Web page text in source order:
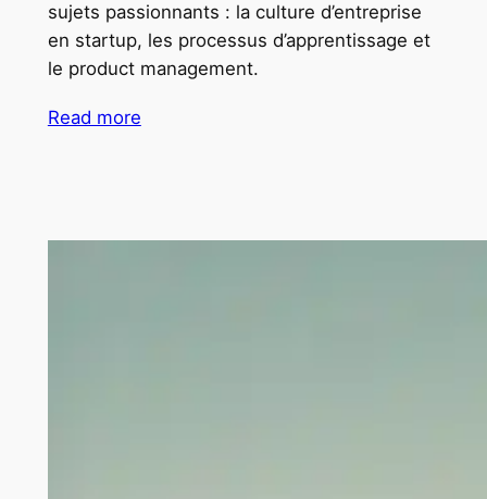
sujets passionnants : la culture d’entreprise
en startup, les processus d’apprentissage et
le product management.
Read more